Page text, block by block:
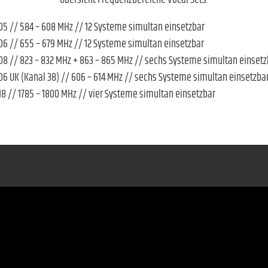
// 584 – 608 MHz // 12 Systeme simultan einsetzbar
// 655 – 679 MHz // 12 Systeme simultan einsetzbar
// 823 – 832 MHz + 863 – 865 MHz // sechs Systeme simultan
UK (Kanal 38) // 606 – 614 MHz // sechs Systeme simultan
// 1785 – 1800 MHz // vier Systeme simultan einsetzbar